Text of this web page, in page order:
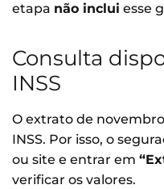
etapa não inclui esse
Consulta
INSS
O extrato de
INSS. Por isso, o
ou site e entrar em
verificar os valores.